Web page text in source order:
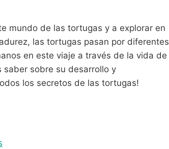
mundo de las tortugas y a explorar en
las tortugas pasan por diferentes
en este viaje a través de la vida de
sobre su desarrollo y
los secretos de las tortugas!